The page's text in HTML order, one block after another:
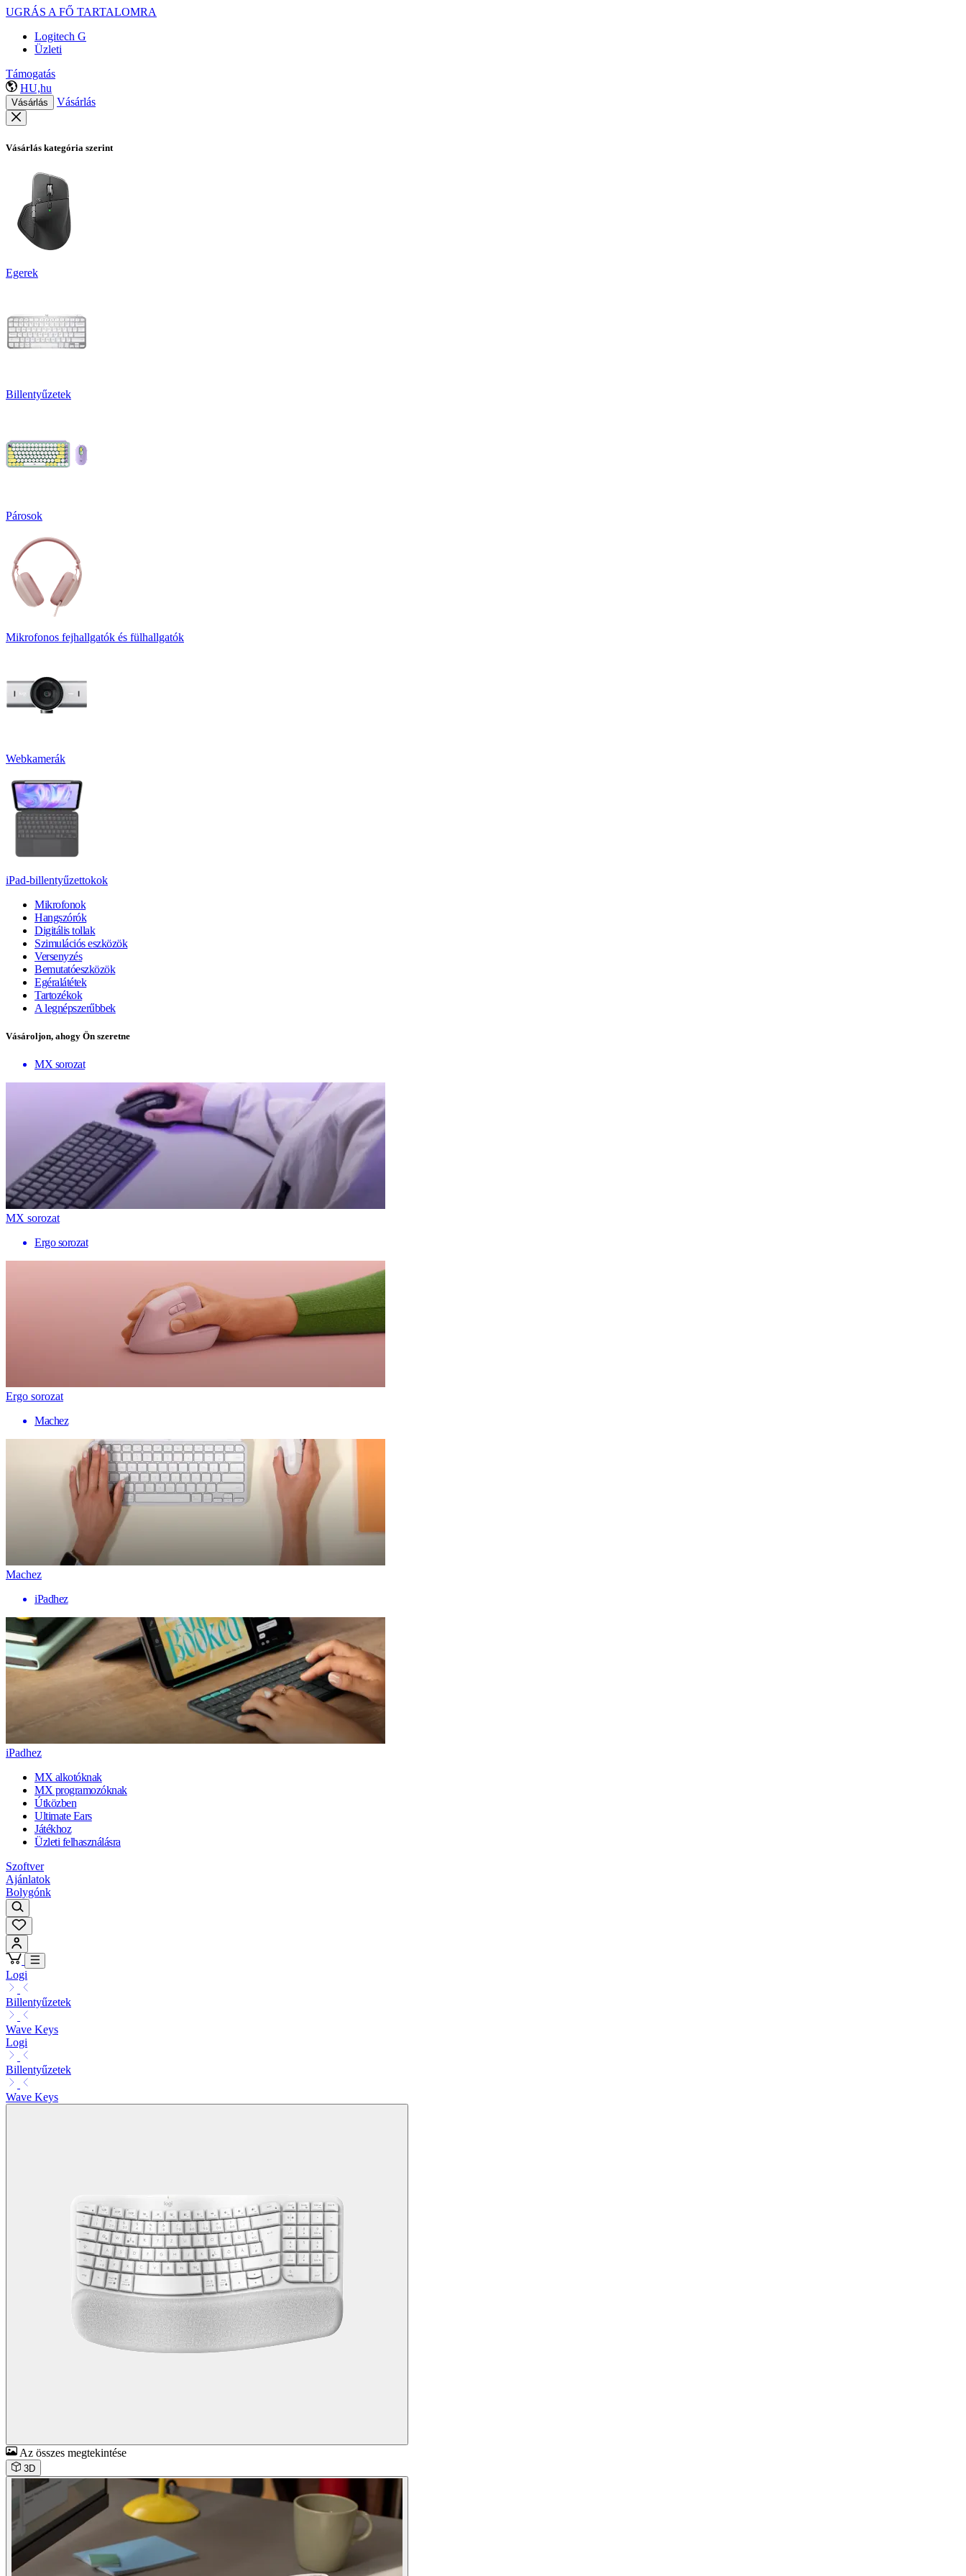
UGRÁS A FŐ TARTALOMRA
Logitech G
Üzleti
Támogatás
HU,hu
Vásárlás Vásárlás
Vásárlás kategória szerint
Egerek
Billentyűzetek
Párosok
Mikrofonos fejhallgatók és fülhallgatók
Webkamerák
iPad-billentyűzettokok
Mikrofonok
Hangszórók
Digitális tollak
Szimulációs eszközök
Versenyzés
Bemutatóeszközök
Egéralátétek
Tartozékok
A legnépszerűbbek
Vásároljon, ahogy Ön szeretne
MX sorozat
MX sorozat
Ergo sorozat
Ergo sorozat
Machez
Machez
iPadhez
iPadhez
MX alkotóknak
MX programozóknak
Útközben
Ultimate Ears
Játékhoz
Üzleti felhasználásra
Szoftver
Ajánlatok
Bolygónk
Logi
Billentyűzetek
Wave Keys
Logi
Billentyűzetek
Wave Keys
Az összes megtekintése
3D